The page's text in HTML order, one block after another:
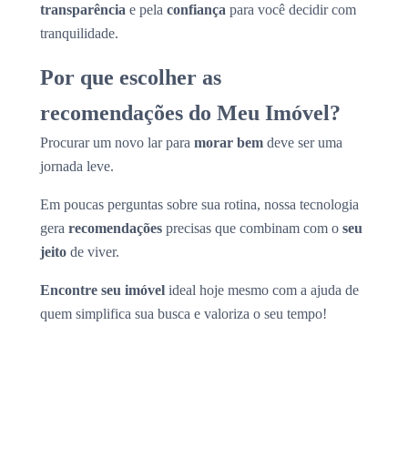
transparência e pela confiança para você decidir com
tranquilidade.
Por que escolher as
recomendações do Meu Imóvel?
Procurar um novo lar para morar bem deve ser uma
jornada leve.
Em poucas perguntas sobre sua rotina, nossa tecnologia
gera recomendações precisas que combinam com o seu
jeito de viver.
Encontre seu imóvel ideal hoje mesmo com a ajuda de
quem simplifica sua busca e valoriza o seu tempo!